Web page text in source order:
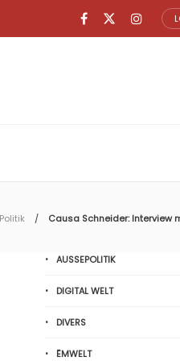
Politik Causa Schneider: Interview
AUSSEPOLITIK
DIGITAL WELT
DIVERS
ËMWELT